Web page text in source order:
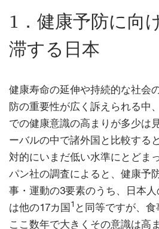
1．健康予防に向
滞する日本
健康寿命の延伸や持続的な社会
防の重要性が広く訴えられる中
での健康意識の高まりが多少は
ーバルの中で諸外国と比較する
対的にいまだ低い水準にとどま
パン社の調査によると、健康予
事・運動の3要素のうち、日本
は他の17カ国 1 と同等ですが、食
ここ数年で大きくその意識は高